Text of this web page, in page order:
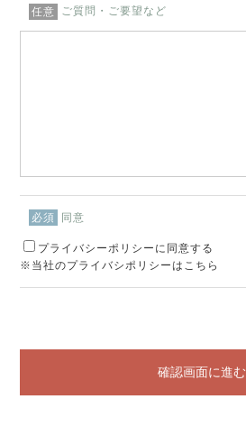
任意 ご質問・ご要望など
必須 同意
プライバシーポリシーに同意する
※当社のプライバシポリシーはこちら
確認画面に進む